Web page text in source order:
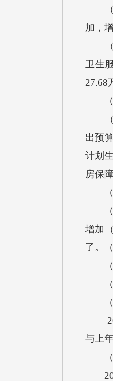
加，
卫生
27.68
出预
计划
房保
增加
了。（
与上